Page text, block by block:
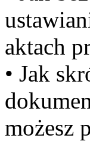
aktach
• Jak
możesz